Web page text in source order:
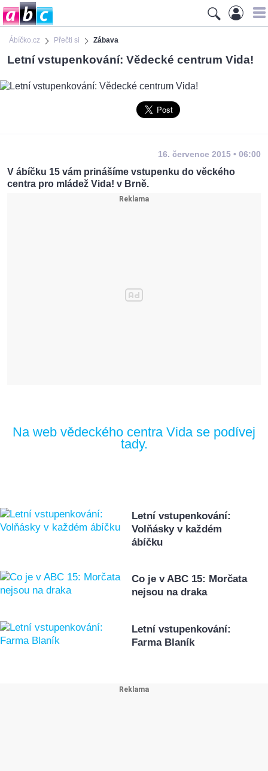
Ábíčko.cz Přečti si Zábava
Letní vstupenkování: Vědecké centrum Vida!
16. července 2015 • 06:00
V ábíčku 15 vám prinášíme vstupenku do věckého
centra pro mládež Vida! v Brně.
Na web vědeckého centra Vida se podívej
tady.
Letní vstupenkování:
Volňásky v každém
ábíčku
Co je v ABC 15: Morčata
nejsou na draka
Letní vstupenkování:
Farma Blaník